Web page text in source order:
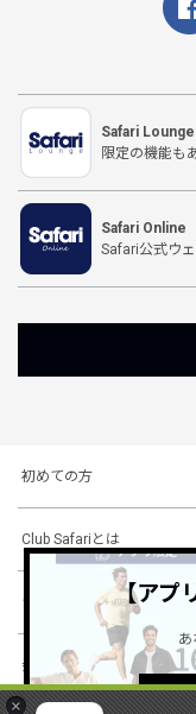
×
Safari Lounge
限定の機能も
Safari Online
Safari公式ウ
初めての方
Club Safariとは
ショッピングガイド
会社概要・規約
【アプ
あ